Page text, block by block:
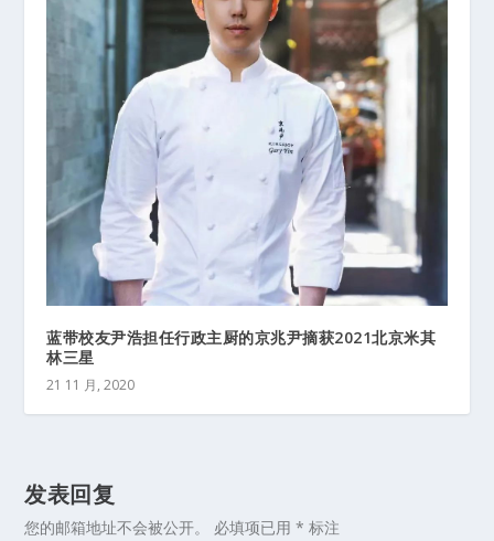
蓝带校友尹浩担任行政主厨的京兆尹摘获2021北京米其
林三星
21 11 月, 2020
发表回复
您的邮箱地址不会被公开。 必填项已用* 标注